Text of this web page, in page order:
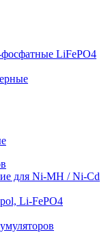
LiFePO4
для Ni-MH / Ni-Cd
Li-FePO4